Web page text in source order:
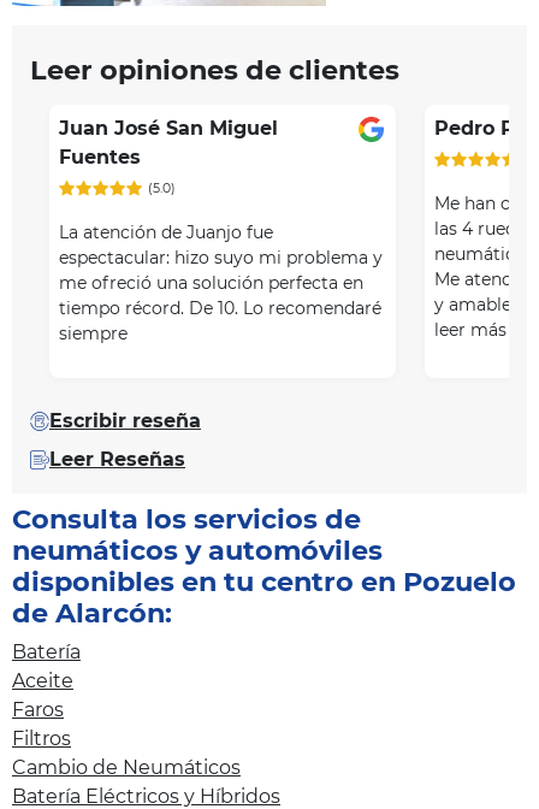
Leer opiniones de clientes
Juan José San Miguel
Fuentes
(5.0)
La atención de Juanjo fue
espectacular: hizo suyo mi problema y
me ofreció una solución perfecta en
tiempo récord. De 10. Lo recomendaré
siempre
Pedro
Me han
las 4
Me
y amables.
leer más
Escribir reseña
Leer Reseñas
Consulta los servicios de
neumáticos y automóviles
disponibles en tu centro en Pozuelo
de Alarcón:
Batería
Aceite
Faros
Filtros
Cambio de Neumáticos
Batería Eléctricos y Híbridos